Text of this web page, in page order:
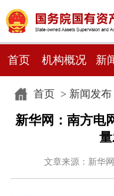
首页 机构概况 新
首页> 新闻发布
新华网：南方电
文章来源：新华